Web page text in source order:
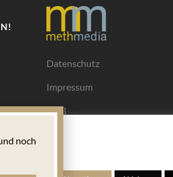
Datenschutz
Impressum
AGB
noch